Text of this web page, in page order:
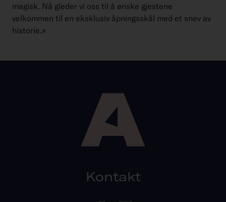
magisk. Nå gleder vi oss til å ønske gjestene
velkommen til en eksklusiv åpningsskål med et snev av
historie.»
Kontakt